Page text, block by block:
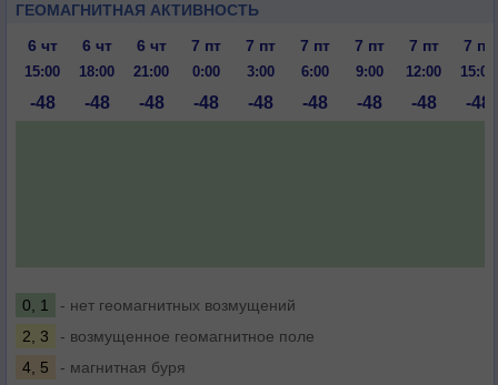
ГЕОМАГНИТНАЯ АКТИВНОСТЬ
6 чт
6 чт 6 чт 7 пт 7 пт 7 пт 7 пт 7 пт 7 пт
15:00 18:00 21:00 0:00 3:00 6:00 9:00 12:00 15:00
-48 -48 -48 -48 -48 -48 -48 -48 -48
0, 1
- нет геомагнитных возмущений
2, 3
- возмущенное геомагнитное поле
4, 5
- магнитная буря